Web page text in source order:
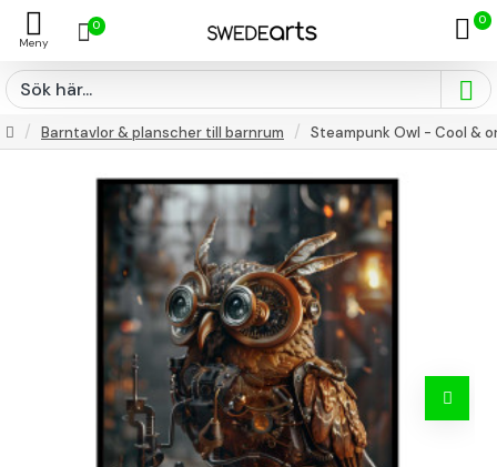
0 0
Barntavlor & planscher till barnrum Steampunk Owl - Cool &